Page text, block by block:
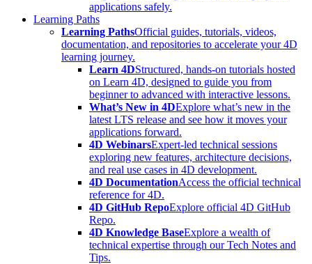
applications safely.
Learning Paths
Learning PathsOfficial guides, tutorials, videos,
documentation, and repositories to accelerate your 4D
learning journey.
Learn 4DStructured, hands-on tutorials hosted
on Learn 4D, designed to guide you from
beginner to advanced with interactive lessons.
What’s New in 4DExplore what’s new in the
latest LTS release and see how it moves your
applications forward.
4D WebinarsExpert-led technical sessions
exploring new features, architecture decisions,
and real use cases in 4D development.
4D DocumentationAccess the official technical
reference for 4D.
4D GitHub RepoExplore official 4D GitHub
Repo.
4D Knowledge BaseExplore a wealth of
technical expertise through our Tech Notes and
Tips.